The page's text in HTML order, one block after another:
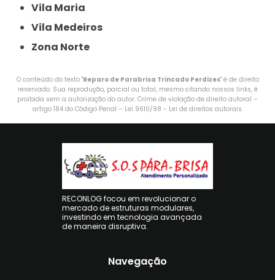
Vila Maria
Vila Medeiros
Zona Norte
O conteúdo do texto "Reparo de Parabrisa Trincado Perdizes" é de direito
reservado. Sua reprodução, parcial ou total, mesmo citando nossos links, é
proibida sem a autorização do autor. Crime de violação de direito autoral –
artigo 184 do Código Penal – Lei 9610/98 - Lei de direitos autorais.
RECONLOG focou em revolucionar o
mercado de estruturas modulares,
investindo em tecnologia avançada
de maneira disruptiva.
Navegação